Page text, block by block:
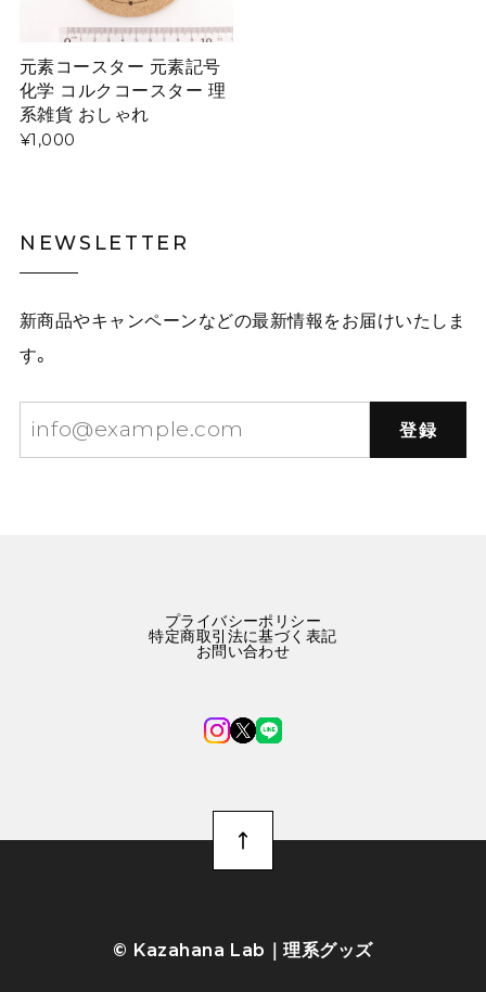
元素コースター 元素記号
化学 コルクコースター 理
系雑貨 おしゃれ
¥1,000
NEWSLETTER
新商品やキャンペーンなどの最新情報をお届けいたしま
す。
登録
プライバシーポリシー
特定商取引法に基づく表記
お問い合わせ
©︎ Kazahana Lab｜理系グッズ